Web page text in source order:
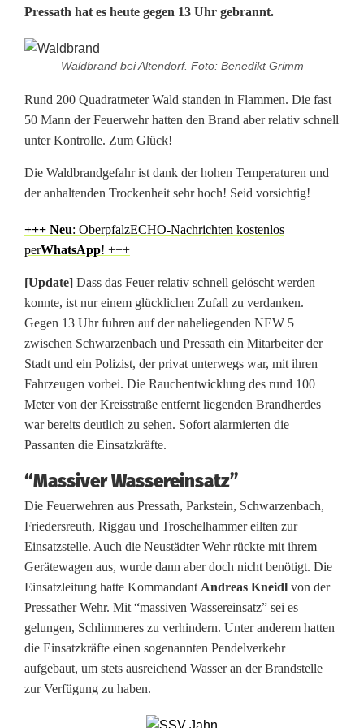
p
a
t
e
E
r
h
h
t
e
a
l
d
b
r
a
n
Pressath hat es heute gegen 13 Uhr gebrannt.
Waldbrand bei Altendorf. Foto: Benedikt Grimm
Rund 200 Quadratmeter Wald standen in Flammen. Die fast
50 Mann der Feuerwehr hatten den Brand aber relativ schnell
unter Kontrolle. Zum Glück!
Die Waldbrandgefahr ist dank der hohen Temperaturen und
der anhaltenden Trockenheit sehr hoch! Seid vorsichtig!
+++ Neu: OberpfalzECHO-Nachrichten kostenlos
perWhatsApp! +++
[Update] Dass das Feuer relativ schnell gelöscht werden
konnte, ist nur einem glücklichen Zufall zu verdanken.
Gegen 13 Uhr fuhren auf der naheliegenden NEW 5
zwischen Schwarzenbach und Pressath ein Mitarbeiter der
Stadt und ein Polizist, der privat unterwegs war, mit ihren
Fahrzeugen vorbei. Die Rauchentwicklung des rund 100
Meter von der Kreisstraße entfernt liegenden Brandherdes
war bereits deutlich zu sehen. Sofort alarmierten die
Passanten die Einsatzkräfte.
“Massiver Wassereinsatz”
Die Feuerwehren aus Pressath, Parkstein, Schwarzenbach,
Friedersreuth, Riggau und Troschelhammer eilten zur
Einsatzstelle. Auch die Neustädter Wehr rückte mit ihrem
Gerätewagen aus, wurde dann aber doch nicht benötigt. Die
Einsatzleitung hatte Kommandant Andreas Kneidl von der
Pressather Wehr. Mit “massiven Wassereinsatz” sei es
gelungen, Schlimmeres zu verhindern. Unter anderem hatten
die Einsatzkräfte einen sogenannten Pendelverkehr
aufgebaut, um stets ausreichend Wasser an der Brandstelle
zur Verfügung zu haben.